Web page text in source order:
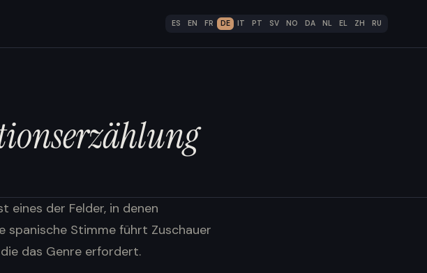
ES EN FR DE IT PT SV NO DA NL EL ZH RU
eines der Felder, in denen
spanische Stimme führt Zuschauer
das Genre erfordert.